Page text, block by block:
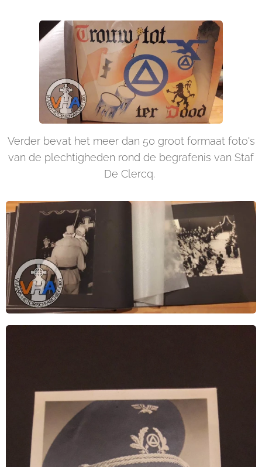
Verder bevat het meer dan 50 groot formaat foto's
van de plechtigheden rond de begrafenis van Staf
De Clercq.